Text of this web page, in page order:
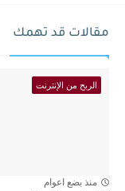
مقالات قد تهمك
الربح من الإنترنت
منذ بضع اعوام